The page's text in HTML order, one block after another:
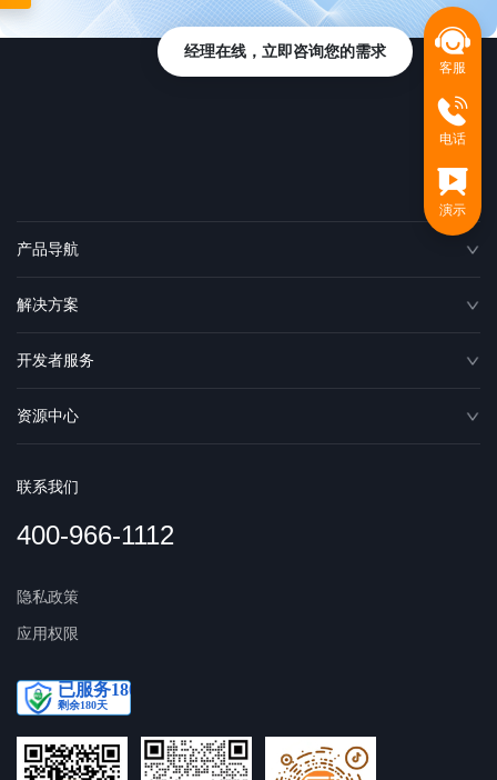
产品导航
解决方案
开发者服务
资源中心
联系我们
400-966-1112
隐私政策
应用权限
客服
电话
演示
经理在线，立即咨询您的需求